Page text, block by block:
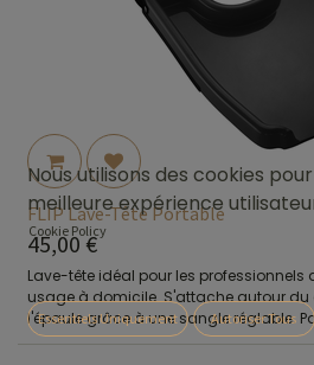
FLIP Lave-Tête Portable
45,00€
Lave-tête idéal pour les professionnels
usage à domicile. S'attache autour
l'épaule grâce à une sangle réglable.
personnes en fauteuil roulant.
Nous utilisons des cookies
meilleure expérience
Cookie Policy
Essentiels Uniquement Autoriser Tous